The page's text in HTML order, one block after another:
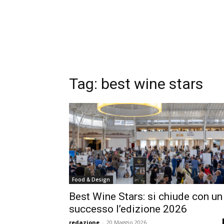
Tag: best wine stars
Food & Design
Best Wine Stars: si chiude con un
successo l’edizione 2026
redazione - 20 Maggio 2026